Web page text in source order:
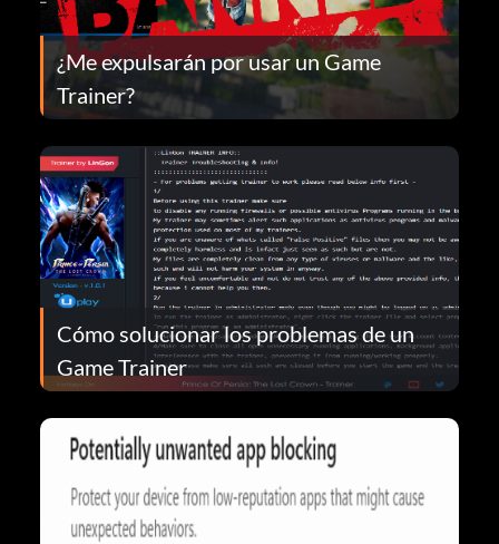
¿Me expulsarán por usar un Game
Trainer?
Cómo solucionar los problemas de un
Game Trainer